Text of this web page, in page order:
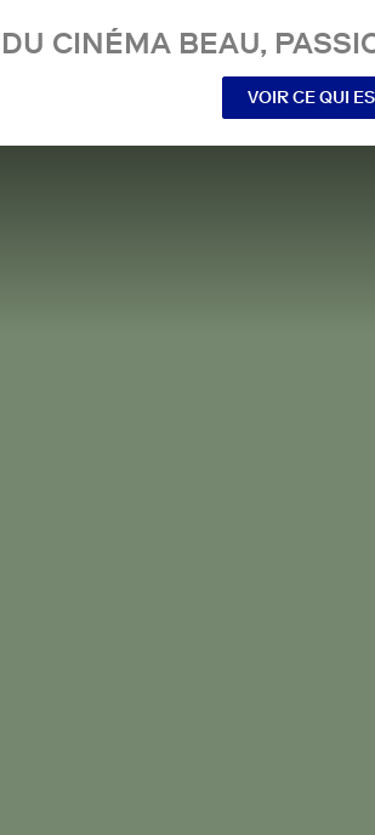
DU CINÉMA BEAU,
VOIR CE QUI